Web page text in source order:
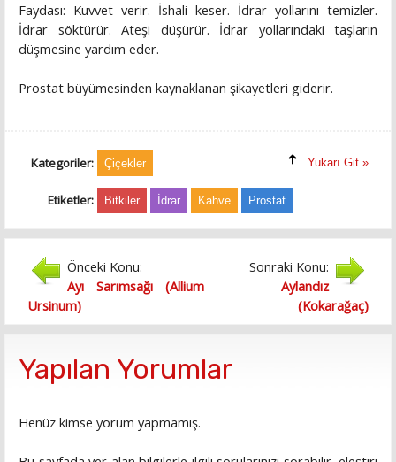
Faydası: Kuvvet verir. İshali keser. İdrar yollarını temizler.
İdrar söktürür. Ateşi düşürür. İdrar yollarındaki taşların
düşmesine yardım eder.
Prostat büyümesinden kaynaklanan şikayetleri giderir.
Kategoriler: Çiçekler Yukarı Git »
Etiketler: Bitkiler İdrar Kahve Prostat
Önceki Konu:
Ayı Sarımsağı (Allium
Ursinum)
Sonraki Konu:
Aylandız
(Kokarağaç)
Yapılan Yorumlar
Henüz kimse yorum yapmamış.